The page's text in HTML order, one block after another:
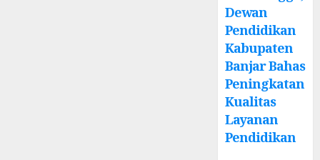
Dewan
Pendidikan
Kabupaten
Banjar Bahas
Peningkatan
Kualitas
Layanan
Pendidikan